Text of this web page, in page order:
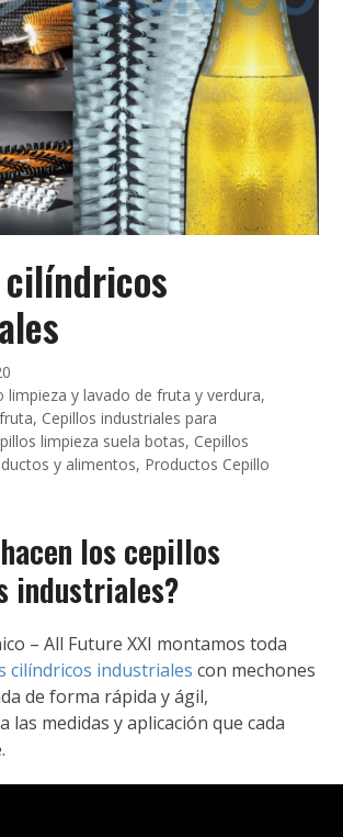
limpieza y lavado de fruta y verdura,
, Cepillos industriales para
limpieza suela botas, Cepillos
y alimentos, Productos Cepillo
los cepillos
industriales?
– All Future XXI montamos toda
cilíndricos industriales con mechones
de forma rápida y ágil,
las medidas y aplicación que cada